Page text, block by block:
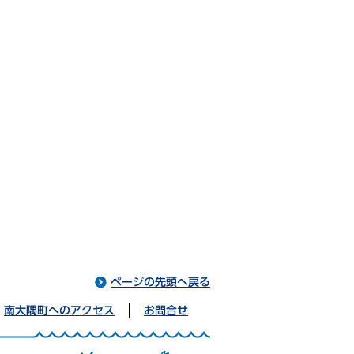
ページの先頭へ戻る
南大隅町へのアクセス お問合せ